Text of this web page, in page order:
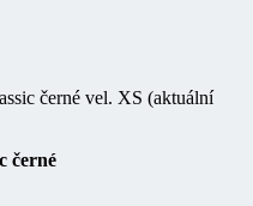
černé vel. XS